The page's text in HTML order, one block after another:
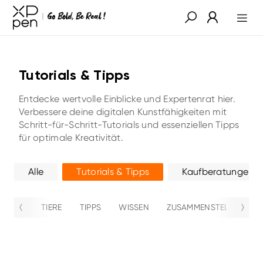
Tutorials & Tipps
Entdecke wertvolle Einblicke und Expertenrat hier.
Verbessere deine digitalen Kunstfähigkeiten mit
Schritt-für-Schritt-Tutorials und essenziellen Tipps
für optimale Kreativität.
Alle Tutorials & Tipps Kaufberatungen
TIERE TIPPS WISSEN ZUSAMMENSTELLUNG